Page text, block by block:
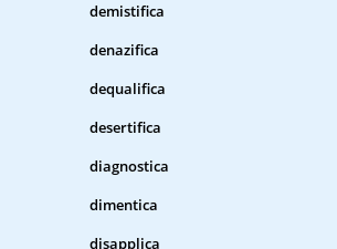
demistifica
denazifica
dequalifica
desertifica
diagnostica
dimentica
disapplica